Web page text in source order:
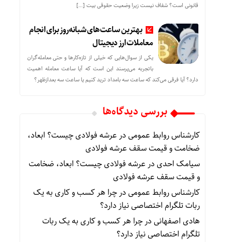
قانونی است؟ شفاف نیست زیرا وضعیت حقوقی بیت‌ […]
بهترین ساعت‌های شبانه‌روز برای انجام
معاملات ارز دیجیتال
یکی از سوال‌هایی که خیلی از تازه‌کارها و حتی معامله‌گران
باتجربه می‌پرسند این است که آیا ساعت معامله اهمیت
دارد؟ آیا فرقی می‌کند که ساعت سه بامداد ترید کنیم یا ساعت سه بعدازظهر؟
بررسی دیدگاه‌ها
کارشناس روابط عمومیدر عرشه فولادی چیست؟ ابعاد،
ضخامت و قیمت سقف عرشه فولادی
سیامک احدیدر عرشه فولادی چیست؟ ابعاد، ضخامت
و قیمت سقف عرشه فولادی
کارشناس روابط عمومیدرچرا هر کسب‌ و کاری به یک
ربات تلگرام اختصاصی نیاز دارد؟
هادی اصفهانیدرچرا هر کسب‌ و کاری به یک ربات
تلگرام اختصاصی نیاز دارد؟